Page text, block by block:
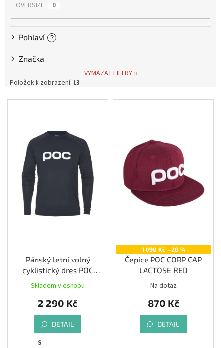
OVERSIZE 0
Pohlaví ?
Značka
VYMAZAT FILTRY
Položek k zobrazení: 13
V
Pánský letní volný
cyklistický dres POC
Reform Enduro Jersey,
uranium black
Skladem v eshopu
2 290 Kč
DETAIL
S
1 090 Kč –20 %
Čepice POC CORP CAP
LACTOSE RED
Na dotaz
870 Kč
DETAIL